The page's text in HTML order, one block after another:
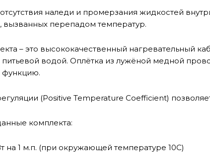
наледи и промерзания жидкостей
перепадом температур.
– это высококачественный нагревательный
водой. Оплётка из лужёной медной
(Positive Temperature Coefficient)
комплекта:
на 1 м.п. (при окружающей температуре 10С)